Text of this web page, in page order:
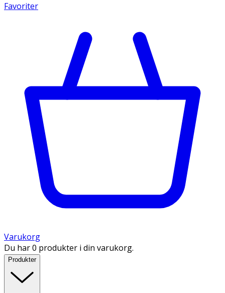
Favoriter
Varukorg
Du har 0 produkter i din varukorg.
Produkter